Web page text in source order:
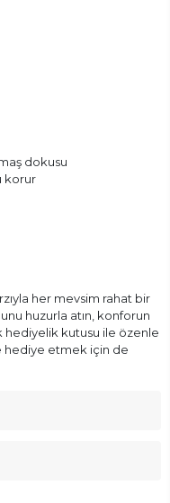
dokusu
korur
her mevsim rahat bir
huzurla atın, konforun
hediyelik kutusu ile özenle
hediye etmek için de